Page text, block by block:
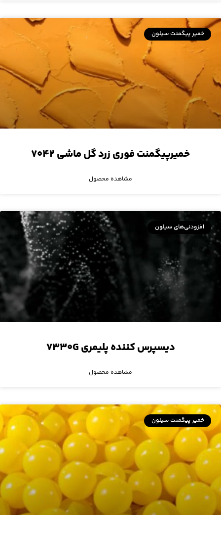
خمیر پیگمنت سیلون
خمیرپیگمنت فوری زرد گل ماشی ۷۰۴۲
مشاهده محصول
افزودنی‌های سیلون
دیسپرس کننده پلیمری ۷۳۳۰G
مشاهده محصول
خمیر پیگمنت سیلون